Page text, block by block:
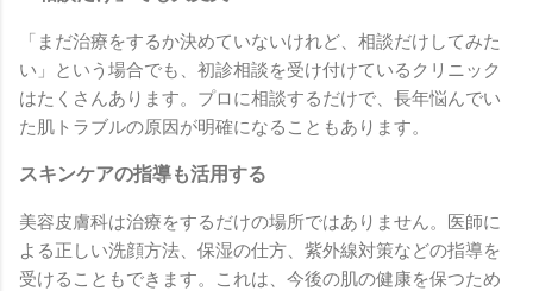
「まだ治療をするか決めていないけれど、相談だけしてみた
い」という場合でも、初診相談を受け付けているクリニック
はたくさんあります。プロに相談するだけで、長年悩んでい
た肌トラブルの原因が明確になることもあります。
スキンケアの指導も活用する
美容皮膚科は治療をするだけの場所ではありません。医師に
よる正しい洗顔方法、保湿の仕方、紫外線対策などの指導を
受けることもできます。これは、今後の肌の健康を保つため